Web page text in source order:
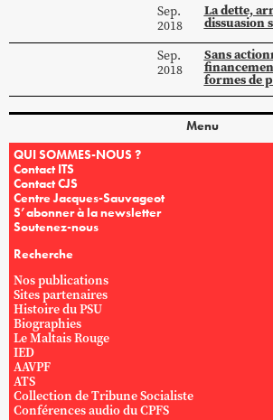
Sep.
2018
La dette,
dissuasion
Sep.
2018
Sans
formes de
Menu
QUI SOMMES-NOUS ?
Contact ITS
Contact CJS
Centre Jacques-Sauvageot
S’abonner à la newsletter
Soutenez-nous
Recherche
Nos publications
Sites partenaires
Histoire du PSU
Biographies
Le Maltais Rouge
IED
AAVPF
ATS
Collection de Tribune Socialiste
Conférences audio du CPFS